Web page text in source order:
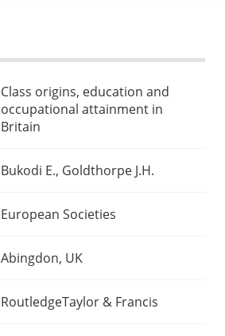
Class origins, education and
occupational attainment in
Britain
Bukodi E., Goldthorpe J.H.
European Societies
Abingdon, UK
RoutledgeTaylor & Francis